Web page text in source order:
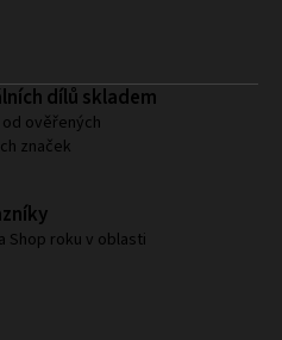
dílů skladem
ověřených
značek
Shop roku v oblasti